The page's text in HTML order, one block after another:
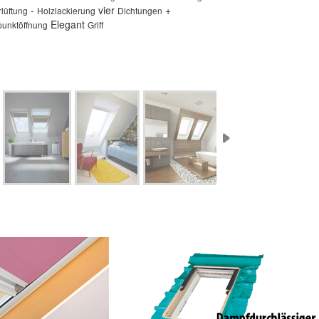
- Holzlackierung vier Dichtungen +
Elegant Griff